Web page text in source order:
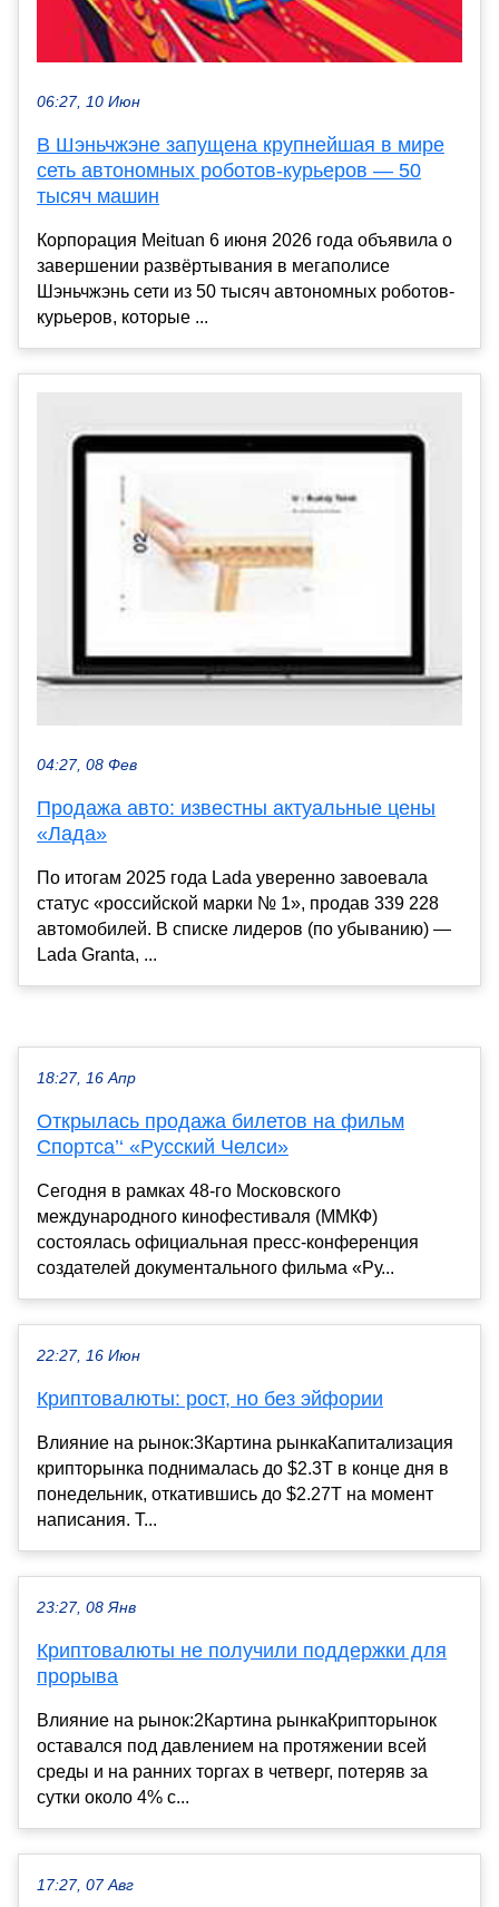
06:27, 10 Июн
В Шэньчжэне запущена крупнейшая в мире
сеть автономных роботов-курьеров — 50
тысяч машин
Корпорация Meituan 6 июня 2026 года объявила о
завершении развёртывания в мегаполисе
Шэньчжэнь сети из 50 тысяч автономных роботов-
курьеров, которые ...
04:27, 08 Фев
Продажа авто: известны актуальные цены
«Лада»
По итогам 2025 года Lada уверенно завоевала
статус «российской марки № 1», продав 339 228
автомобилей. В списке лидеров (по убыванию) —
Lada Granta, ...
18:27, 16 Апр
Открылась продажа билетов на фильм
Спортса’‘ «Русский Челси»
Сегодня в рамках 48-го Московского
международного кинофестиваля (ММКФ)
состоялась официальная пресс-конференция
создателей документального фильма «Ру...
22:27, 16 Июн
Криптовалюты: рост, но без эйфории
Влияние на рынок:3Картина рынкаКапитализация
крипторынка поднималась до $2.3T в конце дня в
понедельник, откатившись до $2.27T на момент
написания. Т...
23:27, 08 Янв
Криптовалюты не получили поддержки для
прорыва
Влияние на рынок:2Картина рынкаКрипторынок
оставался под давлением на протяжении всей
среды и на ранних торгах в четверг, потеряв за
сутки около 4% с...
17:27, 07 Авг